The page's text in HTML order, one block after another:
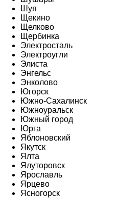
Шуя
Щекино
Щелково
Щербинка
Электросталь
Электроугли
Элиста
Энгельс
Энколово
Югорск
Южно-Сахалинск
Южноуральск
Южный город
Юрга
Яблоновский
Якутск
Ялта
Ялуторовск
Ярославль
Ярцево
Ясногорск